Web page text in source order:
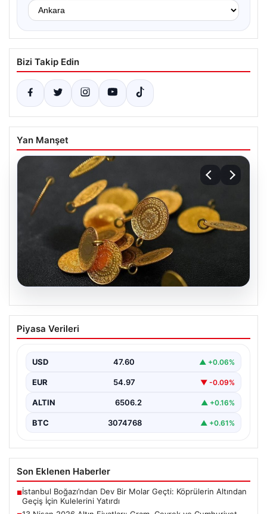
Bizi Takip Edin
Yan Manşet
05.08.2026
13 Nisan 2026 Altın Fiyatları: Gram,
Çeyrek ve Cumhuriyet Altını Güncel
Altın piyasalarında yaşanan gelişmeler, özellikle ABD ile
yatırımcıların…
Piyasa Verileri
USD 47.60 ▲ +0.06%
EUR 54.97 ▼ -0.09%
ALTIN 6506.2 ▲ +0.16%
BTC 3074768 ▲ +0.61%
Son Eklenen Haberler
■İstanbul Boğazı’ndan Dev Bir Molar Geçti: Köprülerin Altından
Geçiş İçin Kulelerini Yatırdı